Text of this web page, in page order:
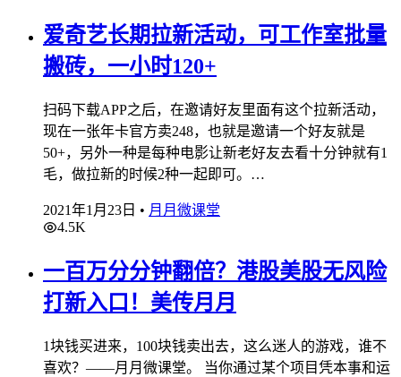
爱奇艺长期拉新活动，可工作室批量
搬砖，一小时120+
扫码下载APP之后，在邀请好友里面有这个拉新活动，
现在一张年卡官方卖248，也就是邀请一个好友就是
50+，另外一种是每种电影让新老好友去看十分钟就有1
毛，做拉新的时候2种一起即可。…
2021年1月23日 • 月月微课堂
4.5K
一百万分分钟翻倍？港股美股无风险
打新入口！美传月月
1块钱买进来，100块钱卖出去，这么迷人的游戏，谁不
喜欢？——月月微课堂。 当你通过某个项目凭本事和运